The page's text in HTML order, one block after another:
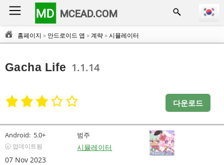
MD MCEAD.COM
홈페이지 » 안드로이드 앱 »계략»시뮬레이터
Gacha Life 1.1.14
다운로드
Android: 5.0+
🕣 업데이트됨
07 Nov 2023
범주
시뮬레이터